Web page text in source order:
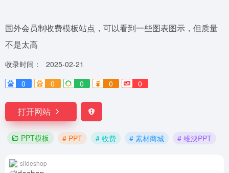
国外会员制收费模板站点，可以看到一些图表图示，但质量
不是太高
收录时间：
2025-02-21
0
0 0 0 0
打开网站
PPT模板 # PPT # 收费 # 素材商城 # 维泱PPT
slideshop